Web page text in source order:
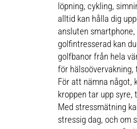
löpning, cykling,
alltid kan hålla dig
ansluten
golfintresserad kan
golfbanor från hela
för
För att nämna något,
kroppen tar upp syre,
Med stressmätning
stressig dag, och om